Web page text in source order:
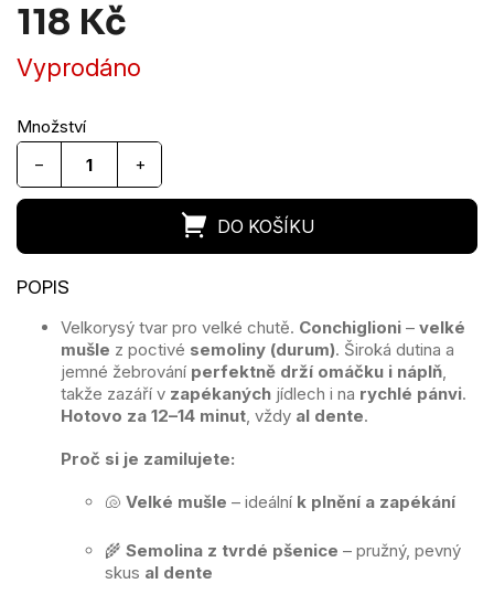
118 Kč
cena:
Vyprodáno
+
−
Velkorysý tvar pro velké chutě. Conchiglioni – velké
mušle z poctivé semoliny (durum). Široká dutina a
jemné žebrování perfektně drží omáčku i náplň,
takže zazáří v zapékaných jídlech i na rychlé pánvi.
Hotovo za 12–14 minut, vždy al dente.
Proč si je zamilujete:
🐚 Velké mušle – ideální k plnění a zapékání
🌾 Semolina z tvrdé pšenice – pružný, pevný
skus al dente